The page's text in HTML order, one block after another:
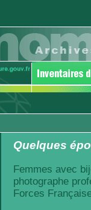
Quelques
Femmes avec
photographe
Forces